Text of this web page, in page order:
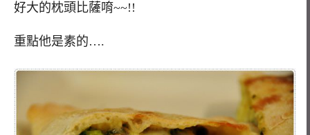
好大的枕頭比薩唷~~!!
重點他是素的….